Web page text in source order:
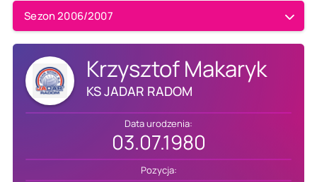
Sezon 2006/2007
Krzysztof Makaryk
KS JADAR RADOM
Data urodzenia:
03.07.1980
Pozycja: